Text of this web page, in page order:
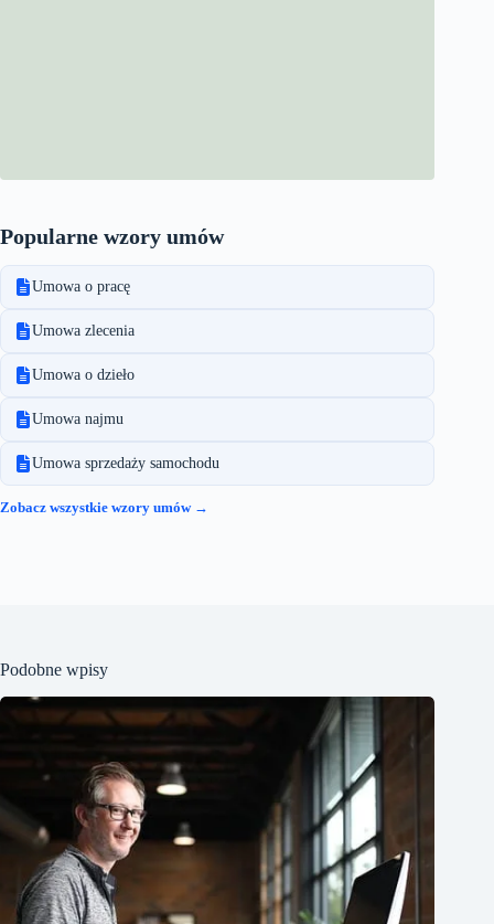
Popularne wzory umów
Umowa o pracę
Umowa zlecenia
Umowa o dzieło
Umowa najmu
Umowa sprzedaży samochodu
Zobacz wszystkie wzory umów →
Podobne wpisy